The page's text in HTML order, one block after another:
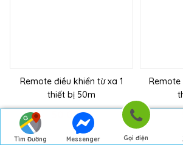
Tìm Đường
Messenger Gọi điện
Remote điều khiển từ xa 1
thiết bị 50m
₫
50.000
Remote